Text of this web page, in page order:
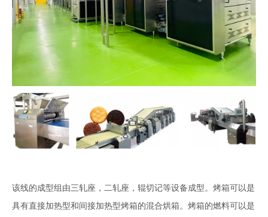
该线的成型组由三轧座，二轧座，辊切记等设备成型。烤箱可以是
具有直接加热型和间接加热型烤箱的混合烘箱。烤箱的燃料可以是